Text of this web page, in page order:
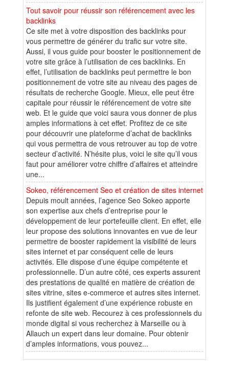
Tout savoir pour réussir son référencement avec les
backlinks
Ce site met à votre disposition des backlinks pour
vous permettre de générer du trafic sur votre site.
Aussi, il vous guide pour booster le positionnement de
votre site grâce à l’utilisation de ces backlinks. En
effet, l’utilisation de backlinks peut permettre le bon
positionnement de votre site au niveau des pages de
résultats de recherche Google. Mieux, elle peut être
capitale pour réussir le référencement de votre site
web. Et le guide que voici saura vous donner de plus
amples informations à cet effet. Profitez de ce site
pour découvrir une plateforme d’achat de backlinks
qui vous permettra de vous retrouver au top de votre
secteur d’activité. N’hésite plus, voici le site qu’il vous
faut pour améliorer votre chiffre d’affaires et atteindre
une...
Sokeo, référencement Seo et création de sites internet
Depuis moult années, l’agence Seo Sokeo apporte
son expertise aux chefs d’entreprise pour le
développement de leur portefeuille client. En effet, elle
leur propose des solutions innovantes en vue de leur
permettre de booster rapidement la visibilité de leurs
sites internet et par conséquent celle de leurs
activités. Elle dispose d’une équipe compétente et
professionnelle. D’un autre côté, ces experts assurent
des prestations de qualité en matière de création de
sites vitrine, sites e-commerce et autres sites internet.
Ils justifient également d’une expérience robuste en
refonte de site web. Recourez à ces professionnels du
monde digital si vous recherchez à Marseille ou à
Allauch un expert dans leur domaine. Pour obtenir
d’amples informations, vous pouvez...